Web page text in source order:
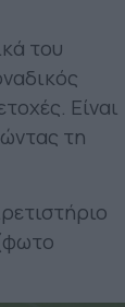
του
Είναι
τη